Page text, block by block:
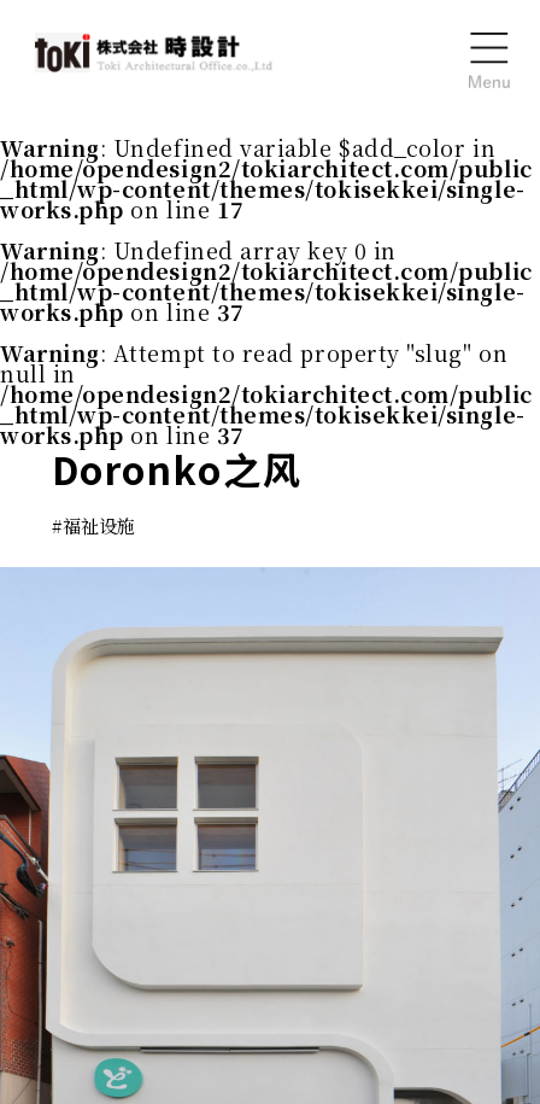
Warning: Undefined variable $add_color in
/home/opendesign2/tokiarchitect.com/public
_html/wp-content/themes/tokisekkei/single-
works.php on line17
Warning: Undefined array key 0 in
/home/opendesign2/tokiarchitect.com/public
_html/wp-content/themes/tokisekkei/single-
works.php on line37
Warning: Attempt to read property "slug" on
null in
/home/opendesign2/tokiarchitect.com/public
_html/wp-content/themes/tokisekkei/single-
works.php on line37
Doronko之风
#福祉设施